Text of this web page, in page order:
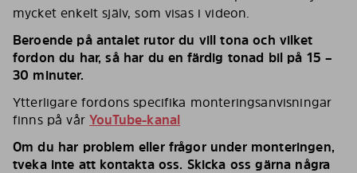
mycket enkelt själv, som visas i videon.
Beroende på antalet rutor du vill tona och vilket
fordon du har, så har du en färdig tonad bil på 15 –
30 minuter.
Ytterligare fordons specifika monteringsanvisningar
finns på vårYouTube-kanal
Om du har problem eller frågor under monteringen,
tveka inte att kontakta oss. Skicka oss gärna några